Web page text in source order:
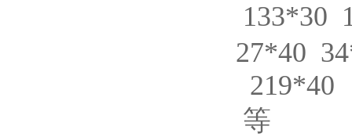
133*30
27*40
219*40
等